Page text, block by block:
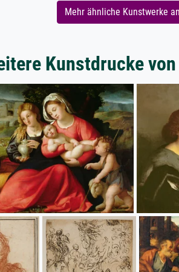
Mehr ähnliche Kunstwerke
Kunstdrucke